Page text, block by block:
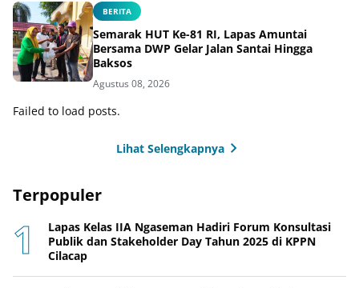
BERITA
Semarak HUT Ke-81 RI, Lapas Amuntai
Bersama DWP Gelar Jalan Santai Hingga
Baksos
Agustus 08, 2026
Failed to load posts.
Lihat Selengkapnya
Terpopuler
Lapas Kelas IIA Ngaseman Hadiri Forum Konsultasi
Publik dan Stakeholder Day Tahun 2025 di KPPN
Cilacap